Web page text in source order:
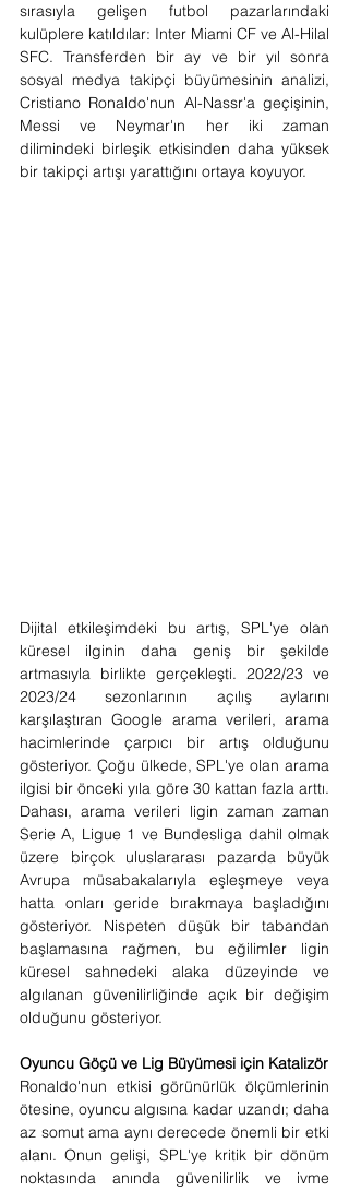
sırasıyla gelişen futbol pazarlarındaki
kulüplere katıldılar: Inter Miami CF ve Al-Hilal
SFC. Transferden bir ay ve bir yıl sonra
sosyal medya takipçi büyümesinin analizi,
Cristiano Ronaldo'nun Al-Nassr'a geçişinin,
Messi ve Neymar'ın her iki zaman
dilimindeki birleşik etkisinden daha yüksek
bir takipçi artışı yarattığını ortaya koyuyor.
Dijital etkileşimdeki bu artış, SPL'ye olan
küresel ilginin daha geniş bir şekilde
artmasıyla birlikte gerçekleşti. 2022/23 ve
2023/24 sezonlarının açılış aylarını
karşılaştıran Google arama verileri, arama
hacimlerinde çarpıcı bir artış olduğunu
gösteriyor. Çoğu ülkede, SPL'ye olan arama
ilgisi bir önceki yıla göre 30 kattan fazla arttı.
Dahası, arama verileri ligin zaman zaman
Serie A, Ligue 1 ve Bundesliga dahil olmak
üzere birçok uluslararası pazarda büyük
Avrupa müsabakalarıyla eşleşmeye veya
hatta onları geride bırakmaya başladığını
gösteriyor. Nispeten düşük bir tabandan
başlamasına rağmen, bu eğilimler ligin
küresel sahnedeki alaka düzeyinde ve
algılanan güvenilirliğinde açık bir değişim
olduğunu gösteriyor.
Oyuncu Göçü ve Lig Büyümesi için Katalizör
Ronaldo'nun etkisi görünürlük ölçümlerinin
ötesine, oyuncu algısına kadar uzandı; daha
az somut ama aynı derecede önemli bir etki
alanı. Onun gelişi, SPL'ye kritik bir dönüm
noktasında anında güvenilirlik ve ivme